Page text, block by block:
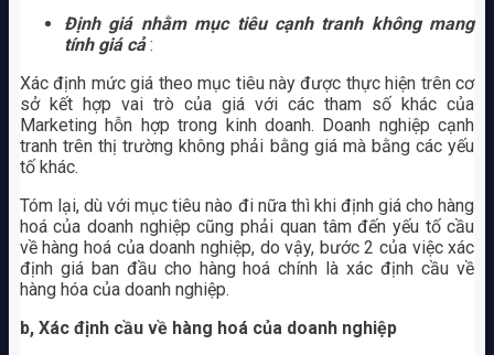
Định giá nhằm mục tiêu cạnh tranh không mang
tính giá cả:
Xác định mức giá theo mục tiêu này được thực hiện trên cơ
sở kết hợp vai trò của giá với các tham số khác của
Marketing hỗn hợp trong kinh doanh. Doanh nghiệp cạnh
tranh trên thị trường không phải bằng giá mà bằng các yếu
tố khác.
Tóm lại, dù với mục tiêu nào đi nữa thì khi định giá cho hàng
hoá của doanh nghiệp cũng phải quan tâm đến yếu tố cầu
về hàng hoá của doanh nghiệp, do vậy, bước 2 của việc xác
định giá ban đầu cho hàng hoá chính là xác định cầu về
hàng hóa của doanh nghiệp.
b, Xác định cầu về hàng hoá của doanh nghiệp